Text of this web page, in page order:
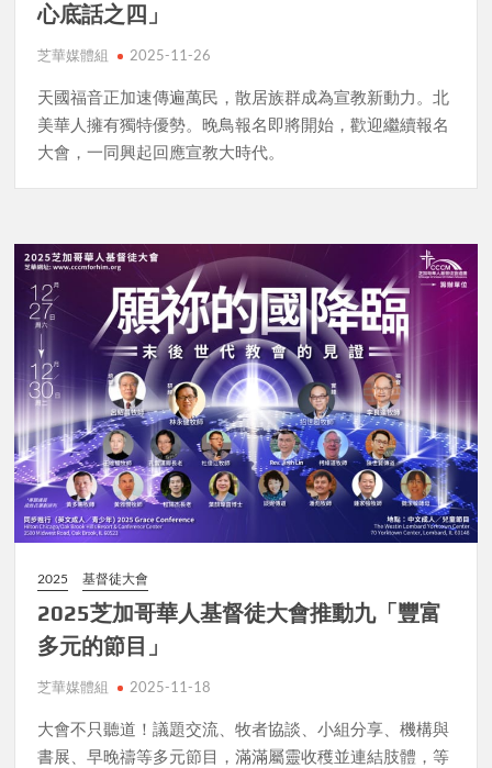
心底話之四」
芝華媒體組 2025-11-26
天國福音正加速傳遍萬民，散居族群成為宣教新動力。北
美華人擁有獨特優勢。晚鳥報名即將開始，歡迎繼續報名
大會，一同興起回應宣教大時代。
2025 基督徒大會
2025芝加哥華人基督徒大會推動九「豐富
多元的節目」
芝華媒體組 2025-11-18
大會不只聽道！議題交流、牧者協談、小組分享、機構與
書展、早晚禱等多元節目，滿滿屬靈收穫並連結肢體，等